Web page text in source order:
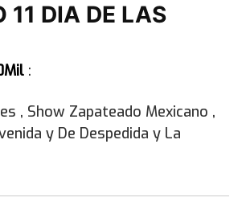
11 DIA DE LAS
:
, Show Zapateado Mexicano ,
y De Despedida y La